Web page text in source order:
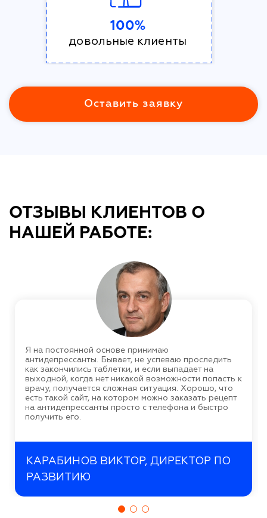
100%
довольные клиенты
Оставить заявку
ОТЗЫВЫ КЛИЕНТОВ О
НАШЕЙ РАБОТЕ:
Я на постоянной основе принимаю
антидепрессанты. Бывает, не успеваю проследить
как закончились таблетки, и если выпадает на
выходной, когда нет никакой возможности попасть к
врачу, получается сложная ситуация. Хорошо, что
есть такой сайт, на котором можно заказать рецепт
на антидепрессанты просто с телефона и быстро
получить его.
КАРАБИНОВ ВИКТОР, ДИРЕКТОР ПО
РАЗВИТИЮ